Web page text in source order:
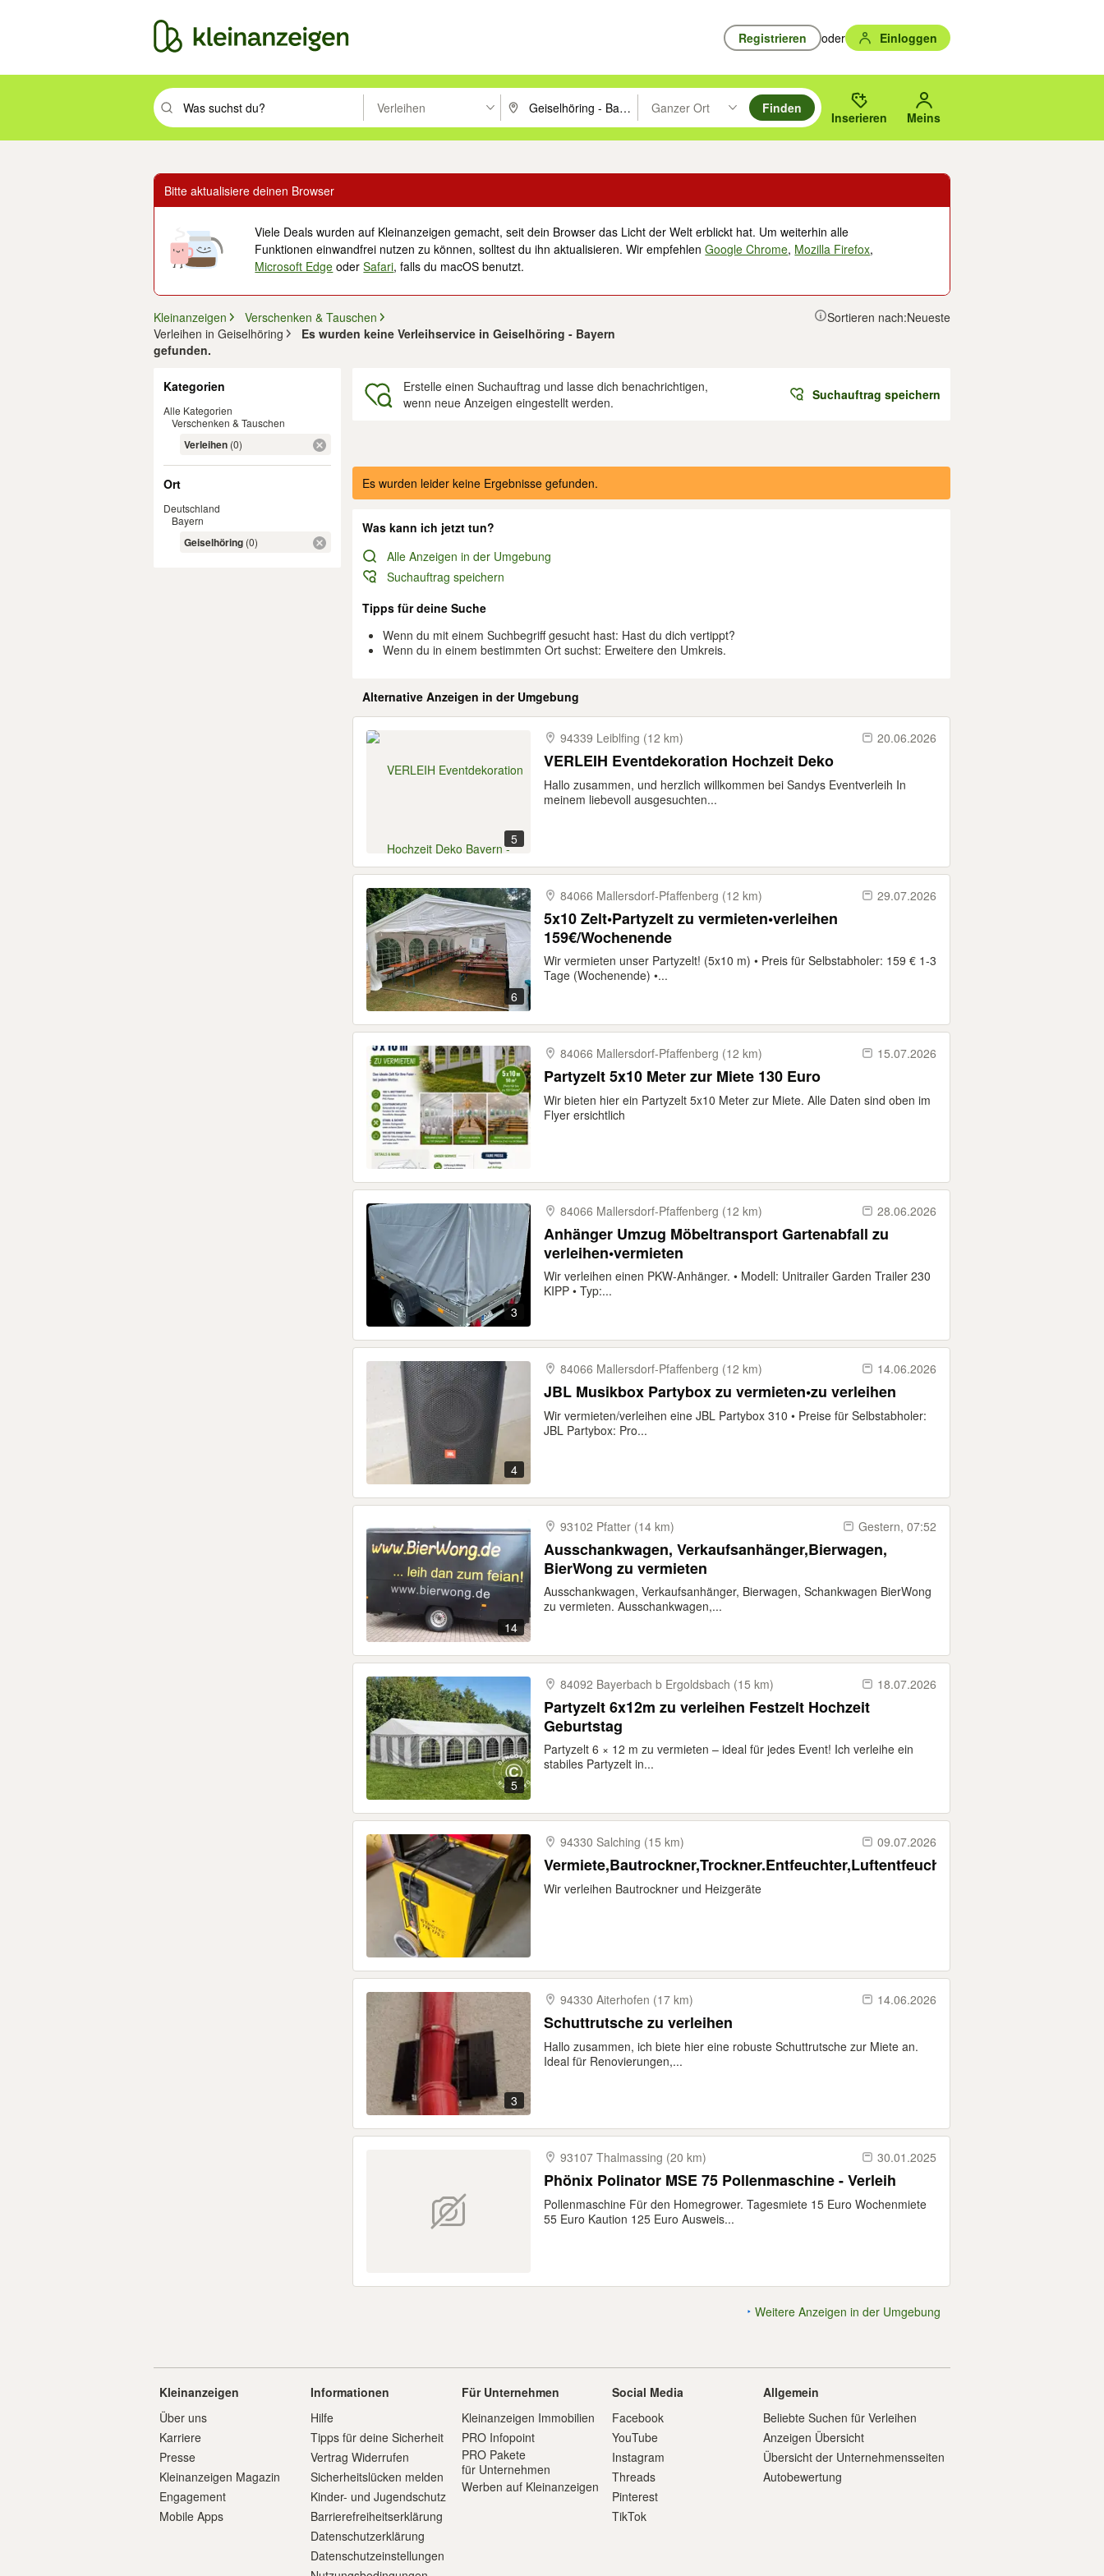
Registrieren oder Einloggen
Suchbegriff eingeben. Eingabetaste drücken um zu suchen, oder Vorschläge mit den Pfeiltasten nach oben/unten durchsuchen und mit Eingabetaste auswählen.
Verleihen PLZ oder Ort eingeben. Eingabetaste drücken um zu suchen, oder Vorschläge mit den Pfeiltasten nach oben/
Ganzer Ort
Suche im Umkreis des gewählten Orts oder PLZ.
Finden
Inserieren Meins
Bitte aktualisiere deinen Browser
Viele Deals wurden auf Kleinanzeigen gemacht, seit dein Browser das Licht der Welt erblickt hat. Um weiterhin alle
Funktionen einwandfrei nutzen zu können, solltest du ihn aktualisieren. Wir empfehlenGoogle Chrome, Mozilla Firefox,
Microsoft Edge oderSafari, falls du macOS benutzt.
Kleinanzeigen
Verschenken & Tauschen
Verleihen in Geiselhöring
Es wurden keine Verleihservice in Geiselhöring - Bayern
gefunden.
Sortieren nach:Neueste
Kategorien
Alle Kategorien
Verschenken & Tauschen
Verleihen (0)
Ort
Deutschland
Bayern
Geiselhöring (0)
Erstelle einen Suchauftrag und lasse dich benachrichtigen,
wenn neue Anzeigen eingestellt werden.
Suchauftrag speichern
Ergebnisse
Es wurden leider keine Ergebnisse gefunden.
Was kann ich jetzt tun?
Alle Anzeigen in der Umgebung
Suchauftrag speichern
Tipps für deine Suche
Wenn du mit einem Suchbegriff gesucht hast: Hast du dich vertippt?
Wenn du in einem bestimmten Ort suchst: Erweitere den Umkreis.
Alternative Anzeigen in der Umgebung
5
94339 Leiblfing (12 km) 20.06.2026
VERLEIH Eventdekoration Hochzeit Deko
Hallo zusammen, und herzlich willkommen bei Sandys Eventverleih In
meinem liebevoll ausgesuchten...
6
84066 Mallersdorf-​Pfaffenberg (12 km) 29.07.2026
5x10 Zelt•Partyzelt zu vermieten•verleihen
159€/Wochenende
Wir vermieten unser Partyzelt! (5x10 m) • Preis für Selbstabholer: 159 € 1-3
Tage (Wochenende) •...
84066 Mallersdorf-​Pfaffenberg (12 km) 15.07.2026
Partyzelt 5x10 Meter zur Miete 130 Euro
Wir bieten hier ein Partyzelt 5x10 Meter zur Miete. Alle Daten sind oben im
Flyer ersichtlich
3
84066 Mallersdorf-​Pfaffenberg (12 km) 28.06.2026
Anhänger Umzug Möbeltransport Gartenabfall zu
verleihen•vermieten
Wir verleihen einen PKW-Anhänger. • Modell: Unitrailer Garden Trailer 230
KIPP • Typ:...
4
84066 Mallersdorf-​Pfaffenberg (12 km) 14.06.2026
JBL Musikbox Partybox zu vermieten•zu verleihen
Wir vermieten/verleihen eine JBL Partybox 310 • Preise für Selbstabholer:
JBL Partybox: Pro...
14
93102 Pfatter (14 km) Gestern, 07:52
Ausschankwagen, Verkaufsanhänger,Bierwagen,
BierWong zu vermieten
Ausschankwagen, Verkaufsanhänger, Bierwagen, Schankwagen BierWong
zu vermieten. Ausschankwagen,...
5
84092 Bayerbach b Ergoldsbach (15 km) 18.07.2026
Partyzelt 6x12m zu verleihen Festzelt Hochzeit
Geburtstag
Partyzelt 6 × 12 m zu vermieten – ideal für jedes Event! Ich verleihe ein
stabiles Partyzelt in...
94330 Salching (15 km) 09.07.2026
Vermiete,Bautrockner,Trockner.Entfeuchter,Luftentfeuchter,Trotec
Wir verleihen Bautrockner und Heizgeräte
3
94330 Aiterhofen (17 km) 14.06.2026
Schuttrutsche zu verleihen
Hallo zusammen, ich biete hier eine robuste Schuttrutsche zur Miete an.
Ideal für Renovierungen,...
93107 Thalmassing (20 km) 30.01.2025
Phönix Polinator MSE 75 Pollenmaschine - Verleih
Pollenmaschine Für den Homegrower. Tagesmiete 15 Euro Wochenmiete
55 Euro Kaution 125 Euro Ausweis...
Weitere Anzeigen in der Umgebung
Kleinanzeigen
Über uns
Karriere
Presse
Kleinanzeigen Magazin
Engagement
Mobile Apps
Informationen
Hilfe
Tipps für deine Sicherheit
Vertrag Widerrufen
Sicherheitslücken melden
Kinder- und Jugendschutz
Barrierefreiheitserklärung
Datenschutzerklärung
Datenschutzeinstellungen
Für Unternehmen
Kleinanzeigen Immobilien
PRO Infopoint
PRO Pakete
für Unternehmen
Werben auf Kleinanzeigen
Social Media
Facebook
YouTube
Instagram
Threads
Pinterest
TikTok
Allgemein
Beliebte Suchen für Verleihen
Anzeigen Übersicht
Übersicht der Unternehmensseiten
Autobewertung